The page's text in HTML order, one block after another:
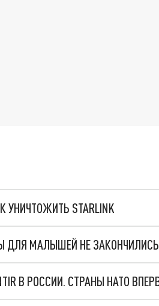
STARLINK
ДЛЯ МАЛЫШЕЙ НЕ ЗАКОНЧИЛИСЬ